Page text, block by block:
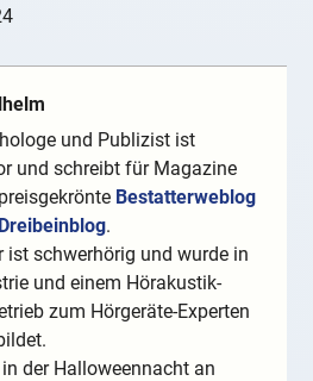
und Publizist ist
und schreibt für Magazine
Bestatterweblog
Dreibeinblog.
ist schwerhörig und wurde in
und einem Hörakustik-
zum Hörgeräte-Experten
in der Halloweennacht an